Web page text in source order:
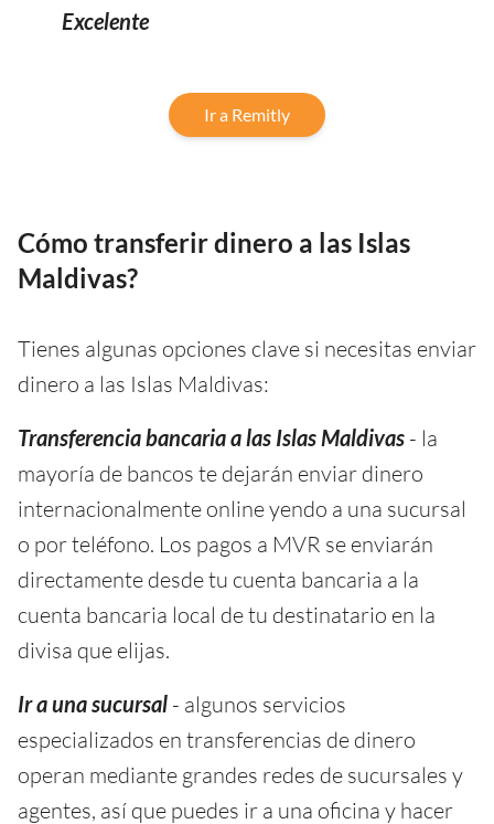
Excelente
Ir a Remitly
Cómo transferir dinero a las Islas
Maldivas?
Tienes algunas opciones clave si necesitas enviar
dinero a las Islas Maldivas:
Transferencia bancaria a las Islas Maldivas - la
mayoría de bancos te dejarán enviar dinero
internacionalmente online yendo a una sucursal
o por teléfono. Los pagos a MVR se enviarán
directamente desde tu cuenta bancaria a la
cuenta bancaria local de tu destinatario en la
divisa que elijas.
Ir a una sucursal - algunos servicios
especializados en transferencias de dinero
operan mediante grandes redes de sucursales y
agentes, así que puedes ir a una oficina y hacer